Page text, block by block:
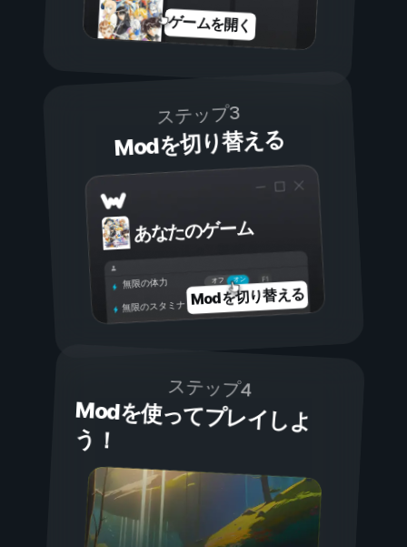
ゲームを開く
ステップ3
Modを切り替える
あなたのゲーム
オン
オフ
無限の体力
無限のスタミナ Modを切り替える
ステップ4
Modを使ってプレイしよ
う！